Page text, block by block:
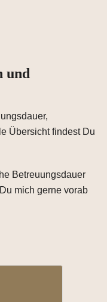
und
Übersicht findest Du
Betreuungsdauer
mich gerne vorab